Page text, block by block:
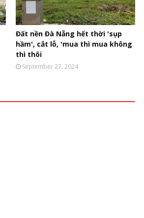
Đất nền Đà Nẵng hết thời 'sụp
hầm', cắt lỗ, 'mua thì mua không
thì thôi
September 27, 2024